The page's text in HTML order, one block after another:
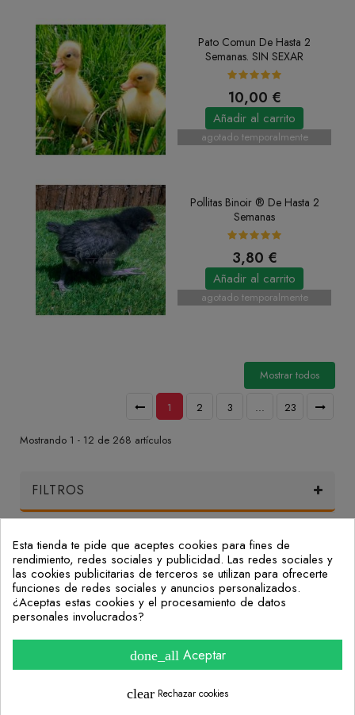
Pato Comun De Hasta 2
Semanas. SIN SEXAR
10,00 €
Añadir al carrito
agotado temporalmente
Pollitas Binoir ® De Hasta 2
Semanas
3,80 €
Añadir al carrito
agotado temporalmente
Mostrar todos
1 2 3 ... 23
Mostrando 1 - 12 de 268 artículos
FILTROS
Mi Cuenta
Nuestras Oficinas
Consulta nuestras preguntas frecuentes
Esta tienda te pide que aceptes cookies para fines de
rendimiento, redes sociales y publicidad. Las redes sociales y
las cookies publicitarias de terceros se utilizan para ofrecerte
funciones de redes sociales y anuncios personalizados.
¿Aceptas estas cookies y el procesamiento de datos
personales involucrados?
done_all Aceptar
clear Rechazar cookies